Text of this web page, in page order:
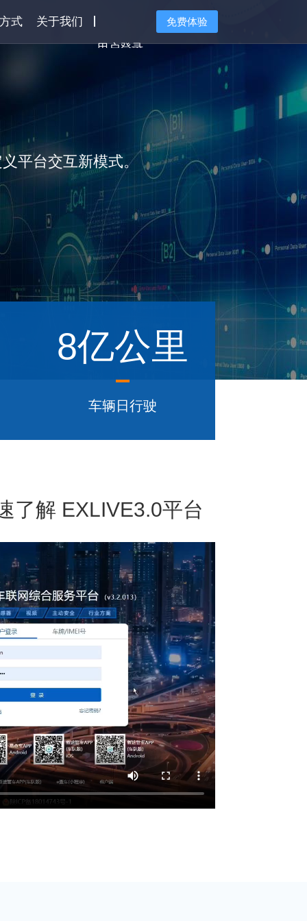
式 关于我们
用户登录
免费体验
平台交互新模式。
8亿公里
车辆日行驶
了解 EXLIVE3.0平台